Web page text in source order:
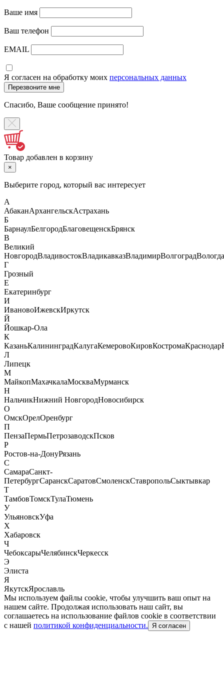
Ваше имя
Ваш телефон
EMAIL
Я согласен на обработку моих персональных данных
Спасибо, Ваше сообщение принято!
Товар добавлен в корзину
×
Выберите город, который вас интересует
А
АбаканАрхангельскАстрахань
Б
БарнаулБелгородБлаговещенскБрянск
В
Великий
НовгородВладивостокВладикавказВладимирВолгоградВологда
Г
Грозный
Е
Екатеринбург
И
ИвановоИжевскИркутск
Й
Йошкар-Ола
К
КазаньКалининградКалугаКемеровоКировКостромаКраснодар
Л
Липецк
М
МайкопМахачкалаМоскваМурманск
Н
НальчикНижний НовгородНовосибирск
О
ОмскОрелОренбург
П
ПензаПермьПетрозаводскПсков
Р
Ростов-на-ДонуРязань
С
СамараСанкт-
ПетербургСаранскСаратовСмоленскСтавропольСыктывкар
Т
ТамбовТомскТулаТюмень
У
УльяновскУфа
Х
Хабаровск
Ч
ЧебоксарыЧелябинскЧеркесск
Э
Элиста
Я
ЯкутскЯрославль
Мы используем файлы cookie, чтобы улучшить ваш опыт на
нашем сайте. Продолжая использовать наш сайт, вы
соглашаетесь на использование файлов cookie в соответствии
с нашей политикой конфиденциальности. Я согласен